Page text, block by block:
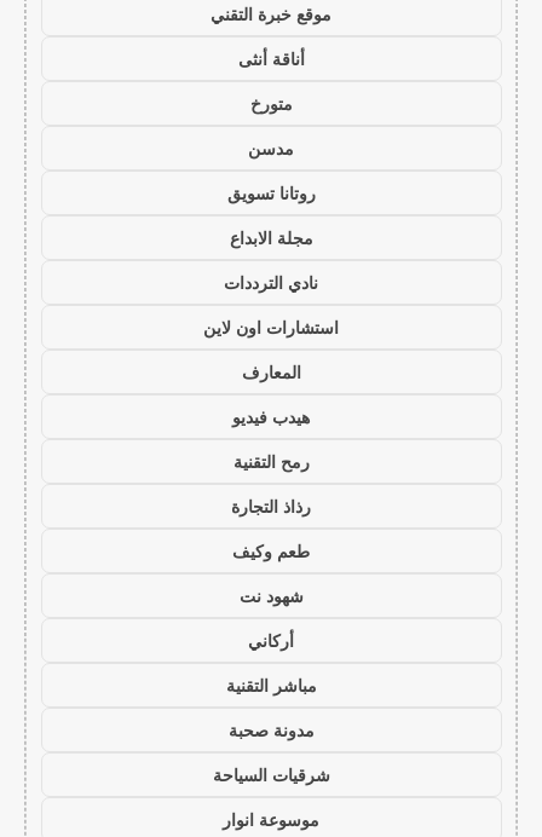
موقع خبرة التقني
أناقة أنثى
متورخ
مدسن
روتانا تسويق
مجلة الابداع
نادي الترددات
استشارات اون لاين
المعارف
هيدب فيديو
رمح التقنية
رذاذ التجارة
طعم وكيف
شهود نت
أركاني
مباشر التقنية
مدونة صحبة
شرقيات السياحة
موسوعة انوار